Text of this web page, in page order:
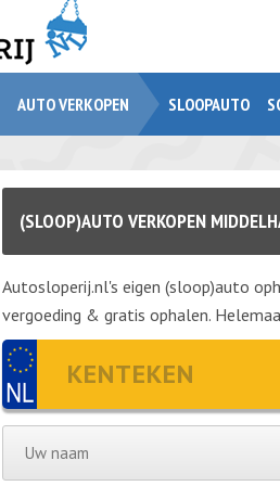
AUTO VERKOPEN SLOOPAUTO
(SLOOP)AUTO VERKOPEN
Autosloperij.nl's eigen (sloop)auto
vergoeding & gratis ophalen.